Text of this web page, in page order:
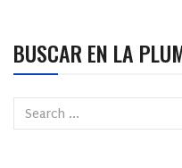
BUSCAR EN LA